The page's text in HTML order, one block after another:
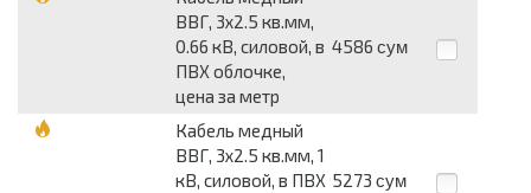
ВВГ, 3х2.5 кв.мм,
0.66 кВ, силовой, в
ПВХ облочке,
цена за метр
4586 сум
Кабель медный
ВВГ, 3х2.5 кв.мм, 1
кВ, силовой, в ПВХ 5273 сум